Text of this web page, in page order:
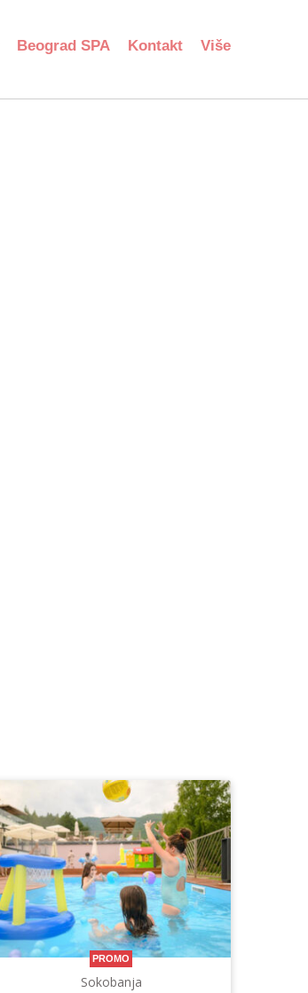
Beograd SPA Kontakt Više
PROMO
Sokobanja